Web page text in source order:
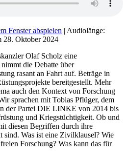
Fenster abspielen | Audiolänge:
28. Oktober 2024
Olaf Scholz eine
die Debatte über
rasant an Fahrt auf. Beträge in
bereitgestellt. Mehr
auch den Kontext von Forschung
sprachen mit Tobias Pflüger, dem
der Partei DIE LINKE von 2014 bis
und Kriegstüchtigkeit. Ob und
diesen Begriffen durch ihre
sind. Was ist eine Zivilklausel? Wie
Forschung? Was kann das für